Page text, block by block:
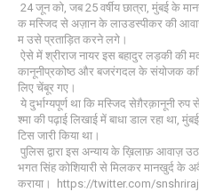
24 जून को, जब 25 वर्षीय छात्रा, मुंबई के
क मस्जिद से अज़ान के लाउडस्पीकर की
म उसे प्रताड़ित करने लगे।
ऐसे में श्रीराज नायर इस बहादुर लड़की की
कानूनीप्रकोष्ठ और बजरंगदल के संयोजक
लिए चेंबूर गए।
ये दुर्भाग्यपूर्ण था कि मस्जिद सेग़ैरक़ानूनी
श्मा की पढ़ाई लिखाई में बाधा डाल रहा था,
टिस जारी किया था।
पुलिस द्वारा इस अन्याय के ख़िलाफ़ आवाज़
भगत सिंह कोशियारी से मिलकर मानखुर्द के
कराया। https://twitter.com/snshriraj/status/1280772078107582464?